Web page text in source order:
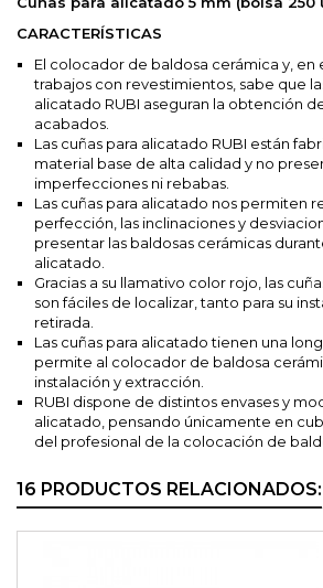
CARACTERÍSTICAS
El colocador de baldosa cerámica y, en
trabajos con revestimientos, sabe que
alicatado RUBI aseguran la obtención
acabados.
Las cuñas para alicatado RUBI están
material base de alta calidad y no
imperfecciones ni rebabas.
Las cuñas para alicatado nos permiten
perfección, las inclinaciones y
presentar las baldosas cerámicas
alicatado.
Gracias a su llamativo color rojo, las
son fáciles de localizar, tanto para su
retirada.
Las cuñas para alicatado tienen una
permite al colocador de baldosa
instalación y extracción.
RUBI dispone de distintos envases y
alicatado, pensando únicamente en
del profesional de la colocación de
16 PRODUCTOS RELACIONADOS: